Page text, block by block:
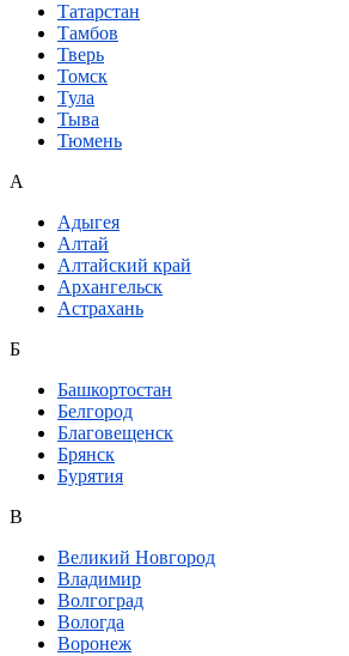
Татарстан
Тамбов
Тверь
Томск
Тула
Тыва
Тюмень
А
Адыгея
Алтай
Алтайский край
Архангельск
Астрахань
Б
Башкортостан
Белгород
Благовещенск
Брянск
Бурятия
В
Великий Новгород
Владимир
Волгоград
Вологда
Воронеж